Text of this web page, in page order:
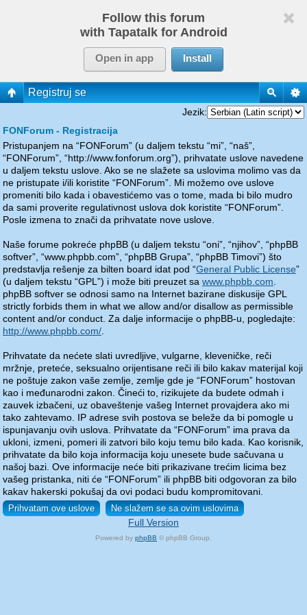
Follow this forum
with Tapatalk for Android
Open in app Install
Registruj se
Jezik:
FONForum - Registracija
Pristupanjem na “FONForum” (u daljem tekstu “mi”, “naš”,
“FONForum”, “http://www.fonforum.org”), prihvatate uslove navedene
u daljem tekstu uslove. Ako se ne slažete sa uslovima molimo vas da
ne pristupate i/ili koristite “FONForum”. Mi možemo ove uslove
promeniti bilo kada i obavestićemo vas o tome, mada bi bilo mudro
da sami proverite regulativnost uslova dok koristite “FONForum”.
Posle izmena to znači da prihvatate nove uslove.
Naše forume pokreće phpBB (u daljem tekstu “oni”, “njihov”, “phpBB
softver”, “www.phpbb.com”, “phpBB Grupa”, “phpBB Timovi”) što
predstavlja rešenje za bilten board idat pod “General Public License”
(u daljem tekstu “GPL”) i može biti preuzet sa www.phpbb.com
phpBB softver se odnosi samo na Internet bazirane diskusije GPL
strictly forbids them in what we allow and/or disallow as permissible
content and/or conduct. Za dalje informacije o phpBB-u, pogledajte:
http://www.phpbb.com/
Prihvatate da nećete slati uvredljive, vulgarne, kleveničke, reči
mržnje, preteće, seksualno orijentisane reči ili bilo kakav materijal koji
ne poštuje zakon vaše zemlje, zemlje gde je “FONForum” hostovan
kao i međunarodni zakon. Čineći to, rizikujete da budete odmah i
zauvek izbačeni, uz obaveštenje vašeg Internet provajdera ako mi
tako zahtevamo. IP adrese svih postova se beleže da bi pomogle u
ispunjavanju ovih uslova. Prihvatate da “FONForum” ima prava da
ukloni, izmeni, pomeri ili zatvori bilo koju temu bilo kada. Kao korisnik,
prihvatate da bilo koja informacija koju unesete bude sačuvana u
našoj bazi. Ove informacije neće biti prikazivane trećim licima bez
vašeg pristanka, niti će “FONForum” ili phpBB biti odgovoran za bilo
kakav hakerski pokušaj da ovi podaci budu kompromitovani.
Full Version
Powered by phpBB © phpBB Group.